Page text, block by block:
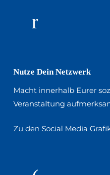
Nutze Dein Netzwerk
Macht innerhalb Eurer
Veranstaltung
Zu den Social Media